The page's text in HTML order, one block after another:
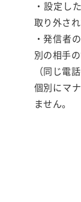
・設定し
取り外され
・発信者
別の相手
（同じ電
個別にマ
ません。